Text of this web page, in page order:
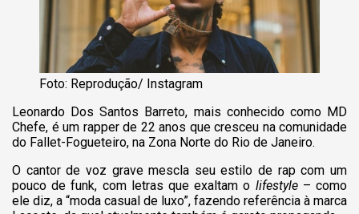
Foto: Reprodução/ Instagram
Leonardo Dos Santos Barreto, mais conhecido como MD
Chefe, é um rapper de 22 anos que cresceu na comunidade
do Fallet-Fogueteiro, na Zona Norte do Rio de Janeiro.
O cantor de voz grave mescla seu estilo de rap com um
pouco de funk, com letras que exaltam o lifestyle– como
ele diz, a “moda casual de luxo”, fazendo referência à marca